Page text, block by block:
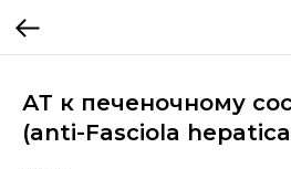
АТ к печеночному
(anti-Fasciola